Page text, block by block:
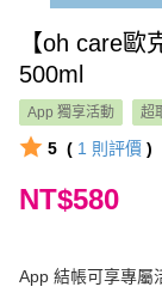
【oh care
500ml
App 獨享活動 超
5 ( 1 則評價 )
NT$580
App 結帳可享專屬